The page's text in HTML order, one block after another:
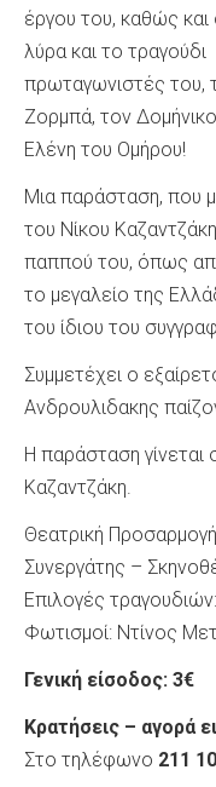
έργου του, καθώς
λύρα και το τραγούδι
πρωταγωνιστές του,
Ζορμπά, τον
Ελένη του Ομήρου!
Μια παράσταση, που
του Νίκου
παππού του, όπως
το μεγαλείο της
του ίδιου του
Συμμετέχει ο
Ανδρουλιδακης
Η παράσταση γίνεται
Καζαντζάκη.
Θεατρική
Συνεργάτης –
Επιλογές
Φωτισμοί: Ντίνος
Γενική είσοδος: 3€
Κρατήσεις – αγορά
Στο τηλέφωνο 211